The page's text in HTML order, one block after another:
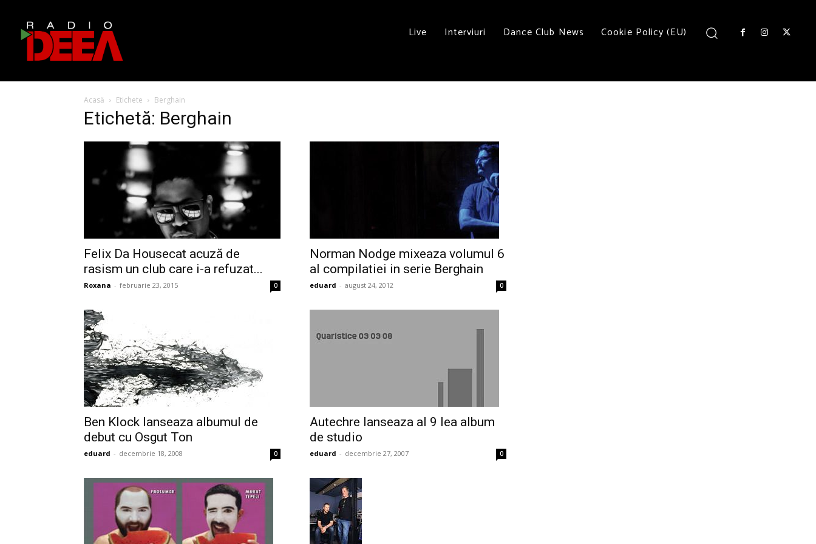
Live Interviuri Dance Club News Cookie Policy (EU)
Acasă Etichete Berghain
Etichetă: Berghain
Felix Da Housecat acuză de
rasism un club care i-a refuzat...
Roxana - februarie 23, 2015 0
Norman Nodge mixeaza volumul 6
al compilatiei in serie Berghain
eduard - august 24, 2012 0
Ben Klock lanseaza albumul de
debut cu Osgut Ton
eduard - decembrie 18, 2008 0
Autechre lanseaza al 9 lea album
de studio
eduard - decembrie 27, 2007 0